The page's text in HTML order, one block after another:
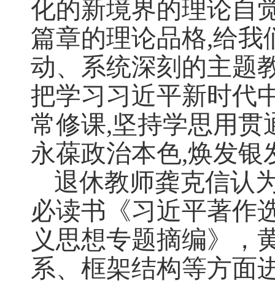
化的新境界的理论自
篇章的理论品格,给
动、系统深刻的主题
把学习习近平新时代
常修课,坚持学思用贯
永葆政治本色,焕发银
退休教师龚克信认
必读书《习近平著作
义思想专题摘编》，
系、框架结构等方面